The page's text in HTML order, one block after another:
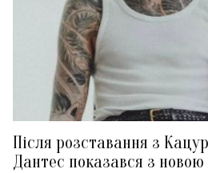
Після розставання з
Дантес показався з